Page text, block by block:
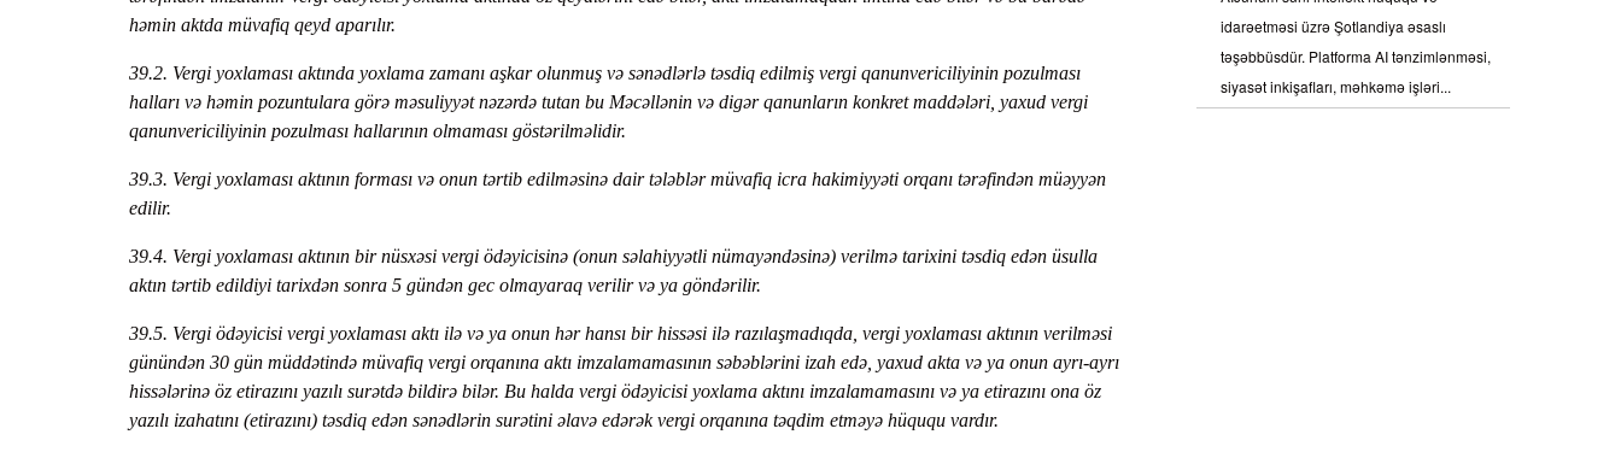
həmin aktda müvafiq qeyd aparılır.
39.2. Vergi yoxlaması aktında yoxlama zamanı aşkar olunmuş və sənədlərlə təsdiq edilmiş vergi qanunvericiliyinin pozulması
halları və həmin pozuntulara görə məsuliyyət nəzərdə tutan bu Məcəllənin və digər qanunların konkret maddələri, yaxud vergi
qanunvericiliyinin pozulması hallarının olmaması göstərilməlidir.
39.3. Vergi yoxlaması aktının forması və onun tərtib edilməsinə dair tələblər müvafiq icra hakimiyyəti orqanı tərəfindən müəyyən
edilir.
39.4. Vergi yoxlaması aktının bir nüsxəsi vergi ödəyicisinə (onun səlahiyyətli nümayəndəsinə) verilmə tarixini təsdiq edən üsulla
aktın tərtib edildiyi tarixdən sonra 5 gündən gec olmayaraq verilir və ya göndərilir.
39.5. Vergi ödəyicisi vergi yoxlaması aktı ilə və ya onun hər hansı bir hissəsi ilə razılaşmadıqda, vergi yoxlaması aktının verilməsi
günündən 30 gün müddətində müvafiq vergi orqanına aktı imzalamamasının səbəblərini izah edə, yaxud akta və ya onun ayrı-ayrı
hissələrinə öz etirazını yazılı surətdə bildirə bilər. Bu halda vergi ödəyicisi yoxlama aktını imzalamamasını və ya etirazını ona öz
yazılı izahatını (etirazını) təsdiq edən sənədlərin surətini əlavə edərək vergi orqanına təqdim etməyə hüququ vardır.
idarəetməsi üzrə Şotlandiya əsaslı
təşəbbüsdür. Platforma AI tənzimlənməsi,
siyasət inkişafları, məhkəmə işləri...